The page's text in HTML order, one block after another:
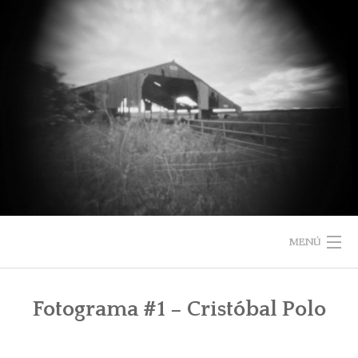
MENÚ
Fotograma #1 – Cristóbal Polo